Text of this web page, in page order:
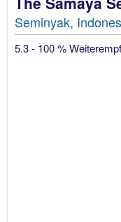
Seminyak,
5.3 - 100 %